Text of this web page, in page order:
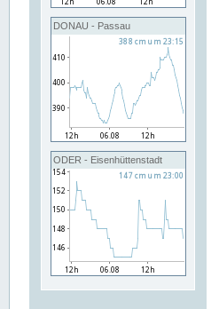
DONAU - Passau
ODER - Eisenhüttenstadt